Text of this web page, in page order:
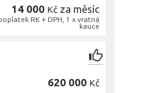
14 000 Kč za měsíc
RK + DPH, 1 x vratná
kauce
620 000 Kč